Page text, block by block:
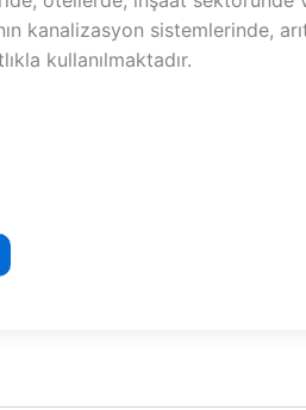
kanalizasyon sistemlerinde,
kullanılmaktadır.